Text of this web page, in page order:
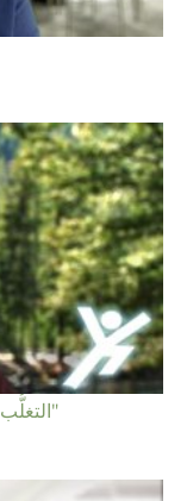
التغلُّب على الميث، "أنا على قيد الحياة مرة أخرى"